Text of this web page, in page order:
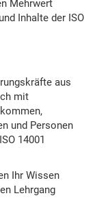
Mehrwert
Inhalte der ISO
aus
mit
und Personen
14001
Ihr Wissen
Lehrgang